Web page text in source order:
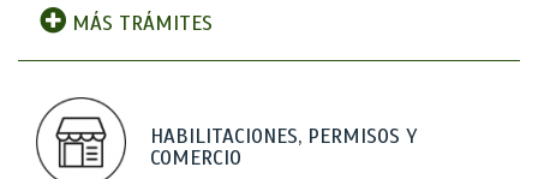
MÁS TRÁMITES
HABILITACIONES, PERMISOS Y
COMERCIO